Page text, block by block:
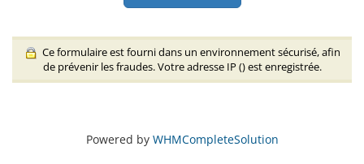
Ce formulaire est fourni dans un environnement sécurisé, afin
de prévenir les fraudes. Votre adresse IP () est enregistrée.
Powered by WHMCompleteSolution